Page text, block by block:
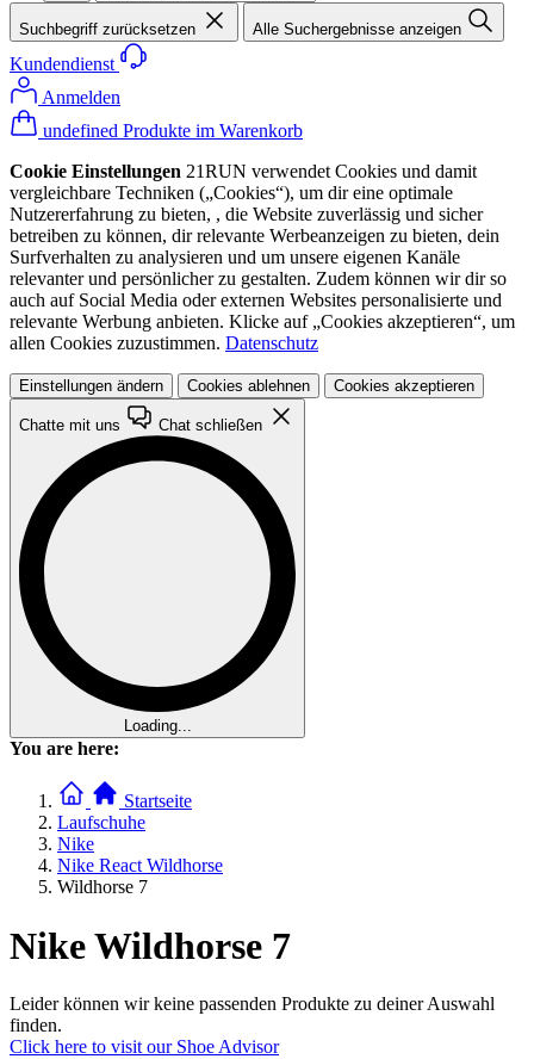
Suchbegriff zurücksetzen Alle Suchergebnisse anzeigen
Kundendienst
Anmelden
undefined Produkte im Warenkorb
Cookie Einstellungen 21RUN verwendet Cookies und damit
vergleichbare Techniken („Cookies“), um dir eine optimale
Nutzererfahrung zu bieten, , die Website zuverlässig und sicher
betreiben zu können, dir relevante Werbeanzeigen zu bieten, dein
Surfverhalten zu analysieren und um unsere eigenen Kanäle
relevanter und persönlicher zu gestalten. Zudem können wir dir so
auch auf Social Media oder externen Websites personalisierte und
relevante Werbung anbieten. Klicke auf „Cookies akzeptieren“, um
allen Cookies zuzustimmen. Datenschutz
Einstellungen ändern Cookies ablehnen Cookies akzeptieren
Chatte mit uns Chat schließen
Loading...
You are here:
Startseite
Laufschuhe
Nike
Nike React Wildhorse
Wildhorse 7
Nike Wildhorse 7
Leider können wir keine passenden Produkte zu deiner Auswahl
finden.
Click here to visit our Shoe Advisor